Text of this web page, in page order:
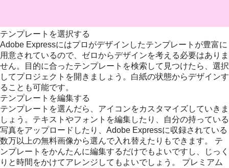
テンプレートを選択する
Adobe Expressにはプロがデザインしたテンプレートが豊富に
用意されているので、ゼロからデザインを考える必要はありま
せん。目的に合ったテンプレートを検索して見つけたら、選択
してプロジェクトを開きましょう。白紙の状態からデザインす
ることも可能です。
テンプレートを編集する
テンプレートを選んだら、アイコンをカスタマイズしていきま
しょう。テキストやフォントを編集したり、自分の持っている
写真をアップロードしたり、Adobe Expressに収録されている
数万以上の無料画像から選んで入れ替えたりもできます。 テ
ンプレートをかんたんに編集するだけでもよいですし、じっく
りと時間をかけてアレンジしてもよいでしょう。 プレミアム